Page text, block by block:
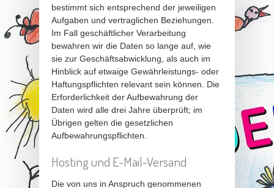
bestimmt sich entsprechend der jeweiligen
Aufgaben und vertraglichen Beziehungen.
Im Fall geschäftlicher Verarbeitung
bewahren wir die Daten so lange auf, wie
sie zur Geschäftsabwicklung, als auch im
Hinblick auf etwaige Gewährleistungs- oder
Haftungspflichten relevant sein können. Die
Erforderlichkeit der Aufbewahrung der
Daten wird alle drei Jahre überprüft; im
Übrigen gelten die gesetzlichen
Aufbewahrungspflichten.
Hosting und E-Mail-Versand
Die von uns in Anspruch genommenen